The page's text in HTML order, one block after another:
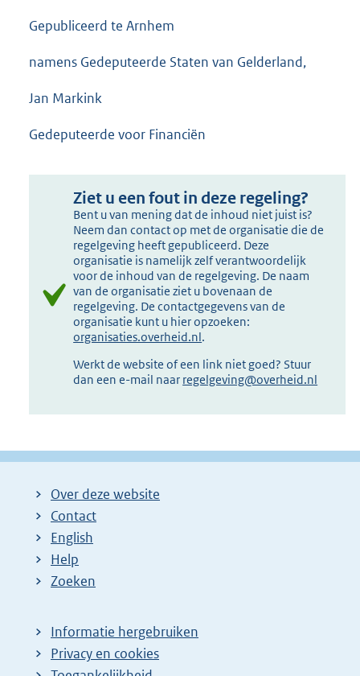
Gepubliceerd te Arnhem
namens Gedeputeerde Staten van Gelderland,
Jan Markink
Gedeputeerde voor Financiën
Ziet u een fout in deze regeling?
Bent u van mening dat de inhoud niet juist is?
Neem dan contact op met de organisatie die de
regelgeving heeft gepubliceerd. Deze
organisatie is namelijk zelf verantwoordelijk
voor de inhoud van de regelgeving. De naam
van de organisatie ziet u bovenaan de
regelgeving. De contactgegevens van de
organisatie kunt u hier opzoeken:
organisaties.overheid.nl.
Werkt de website of een link niet goed? Stuur
dan een e-mail naar regelgeving@overheid.nl
Over deze website
Contact
English
Help
Zoeken
Informatie hergebruiken
Privacy en cookies